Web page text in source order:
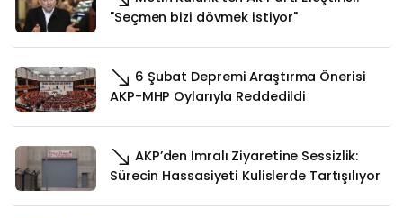
"Seçmen bizi dövmek istiyor"
6 Şubat Depremi Araştırma Önerisi
AKP-MHP Oylarıyla Reddedildi
AKP’den İmralı Ziyaretine Sessizlik:
Sürecin Hassasiyeti Kulislerde Tartışılıyor